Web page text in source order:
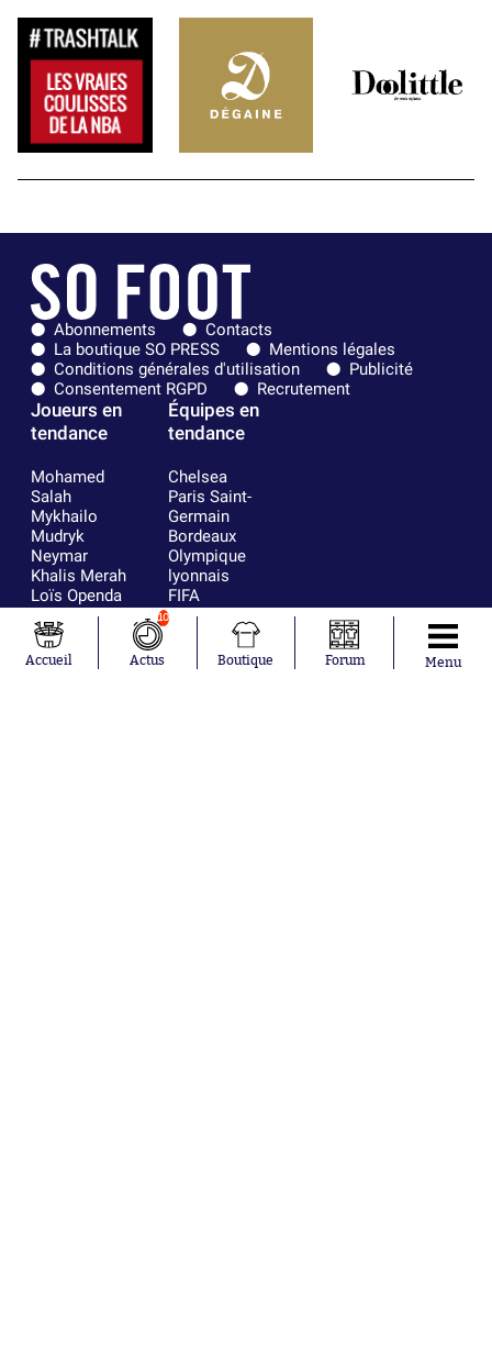
Abonnements
Contacts
La boutique SO PRESS
Mentions légales
Conditions générales d'utilisation
Publicité
Consentement RGPD
Recrutement
Joueurs en
tendance
Mohamed
Salah
Mykhailo
Mudryk
Neymar
Khalis Merah
Loïs Openda
Niakhaté
Nicolás
Tagliafico
Équipes en
tendance
Chelsea
Paris Saint-
Germain
Bordeaux
Olympique
lyonnais
FIFA
Real Madrid
RC Strasbourg
AC Milan
France
Accueil
10
Actus Boutique Forum Menu